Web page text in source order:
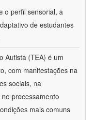
o perfil sensorial, a
de estudantes
Autista (TEA) é um
com manifestações na
sociais, na
processamento
mais comuns